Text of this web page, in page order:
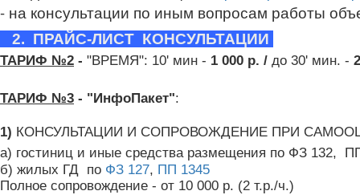
- на консультации по иным вопросам работы
2. ПРАЙС-ЛИСТ КОНСУЛЬТАЦИИ
ТАРИФ №2 - "ВРЕМЯ": 10' мин - 1 000 р. / до 30' мин. -
ТАРИФ №3 - "ИнфоПакет":
1) КОНСУЛЬТАЦИИ И СОПРОВОЖДЕНИЕ ПРИ
а) гостиниц и иные средства размещения по ФЗ 132,
б) жилых ГД по ФЗ 127, ПП 1345
Полное сопровождение - от 10 000 р. (2 т.р./ч.)